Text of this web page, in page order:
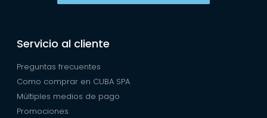
Servicio al cliente
Preguntas frecuentes
Como comprar en CUBA SPA
Múltiples medios de pago
Promociones